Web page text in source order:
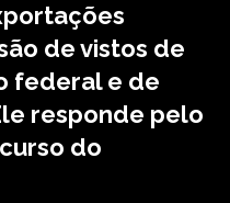
de vistos de
federal e de
responde pelo
do